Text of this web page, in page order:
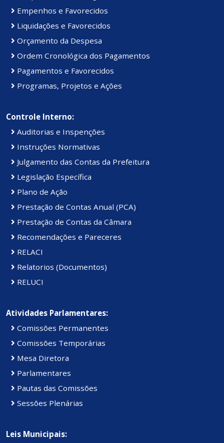
Empenhos e Favorecidos
Liquidações e Favorecidos
Orçamento da Despesa
Ordem Cronológica dos Pagamentos
Pagamentos e Favorecidos
Programas, Projetos e Ações
Controle Interno:
Auditorias e Inspenções
Instruções Normativas
Julgamento das Contas da Prefeitura
Legislação Específica
Plano de Ação
Prestação de Contas Anual (PCA)
Prestação de Contas da Câmara
Recomendações e Pareceres
RELACI
Relatorios (Documentos)
RELUCI
Atividades Parlamentares:
Comissões Permanentes
Comissões Temporárias
Mesa Diretora
Parlamentares
Pautas das Comissões
Sessões Plenárias
Leis Municipais: